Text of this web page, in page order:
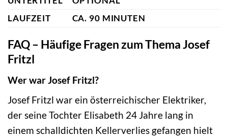
LAUFZEIT
CA. 90 MINUTEN
FAQ – Häufige Fragen zum Thema Josef
Fritzl
Wer war Josef Fritzl?
Josef Fritzl war ein österreichischer Elektriker,
der seine Tochter Elisabeth 24 Jahre lang in
einem schalldichten Kellerverlies gefangen hielt